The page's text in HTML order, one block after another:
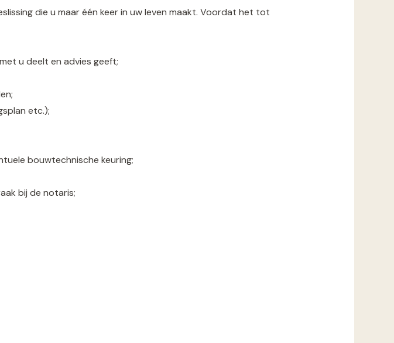
die u maar één keer in uw leven maakt. Voordat het tot
u deelt en advies geeft;
etc.);
bouwtechnische keuring;
bij de notaris;